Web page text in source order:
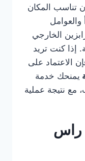
تناسب المكان
الخارجي
إذا كنت تريد
الاعتماد على
يمنحك خدمة
مع نتيجة عملية
راس